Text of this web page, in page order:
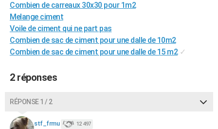
Combien de carreaux 30x30 pour 1m2
Melange ciment
Voile de ciment qui ne part pas
Combien de sac de ciment pour une dalle de 10m2
Combien de sac de ciment pour une dalle de 15 m2 ✓
2 réponses
RÉPONSE 1 / 2
stf_frmu 12 497